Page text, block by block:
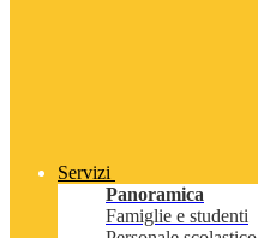
Servizi
Panoramica
Famiglie e studenti